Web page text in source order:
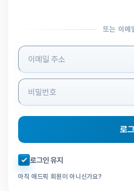
또는 이메
로그인 정보 입력
로
자동로그인 체크
로그인 유지
아직 애드픽 회원이 아니신가요?